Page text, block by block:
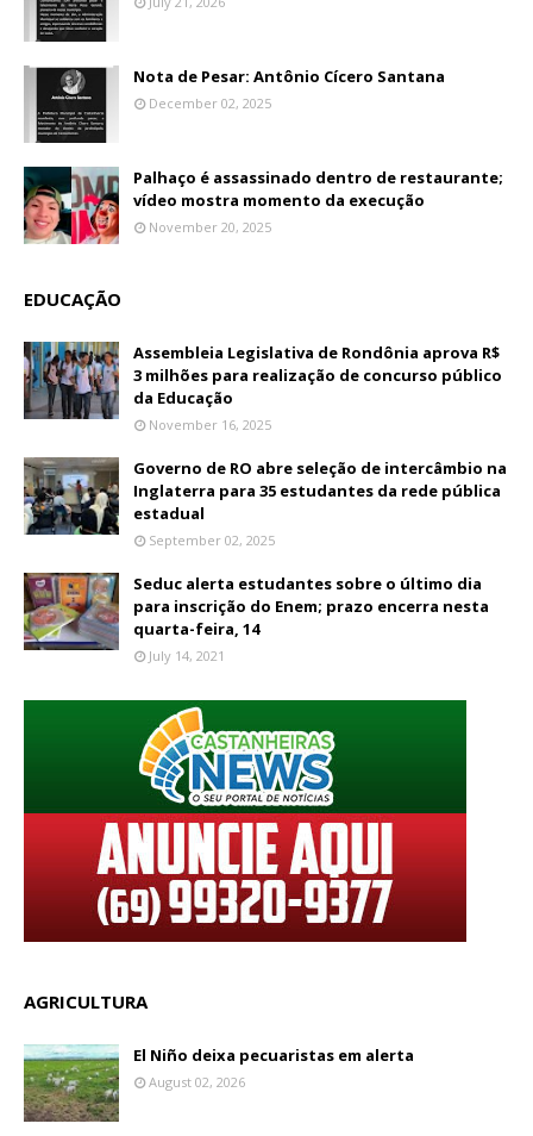
Nota de Pesar: Antônio Cícero Santana
December 02, 2025
Palhaço é assassinado dentro de restaurante;
vídeo mostra momento da execução
November 20, 2025
EDUCAÇÃO
Assembleia Legislativa de Rondônia aprova R$
3 milhões para realização de concurso público
da Educação
November 16, 2025
Governo de RO abre seleção de intercâmbio na
Inglaterra para 35 estudantes da rede pública
estadual
September 02, 2025
Seduc alerta estudantes sobre o último dia
para inscrição do Enem; prazo encerra nesta
quarta-feira, 14
July 14, 2021
AGRICULTURA
El Niño deixa pecuaristas em alerta
August 02, 2026